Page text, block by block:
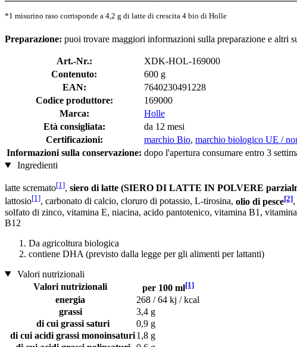
*1 misurino raso corrisponde a 4,2 g di latte di crescita 4 bio di Holle
Preparazione: puoi trovare maggiori informazioni sulla preparazione e altri
Art.-Nr.:
XDK-HOL-169000
Contenuto:
600 g
EAN:
7640230491228
Codice produttore:
169000
Marca:
Holle
Età consigliata:
da 12 mesi
Certificazioni:
marchio Bio, marchio biologico UE /
Informazioni sulla conservazione: dopo l'apertura consumare entro 3
Ingredienti
latte scremato[1], siero di latte (SIERO DI LATTE IN POLVERE
lattosio[1], carbonato di calcio, cloruro di potassio, L-tirosina, olio di pesce[2]
solfato di zinco, vitamina E, niacina, acido pantotenico, vitamina B1,
B12
Da agricoltura biologica
contiene DHA (previsto dalla legge per gli alimenti per lattanti)
Valori nutrizionali
Valori nutrizionali
per 100 ml[1]
energia
268 / 64 kj / kcal
grassi
3,4 g
di cui grassi saturi
0,9 g
di cui acidi grassi monoinsaturi1,8 g